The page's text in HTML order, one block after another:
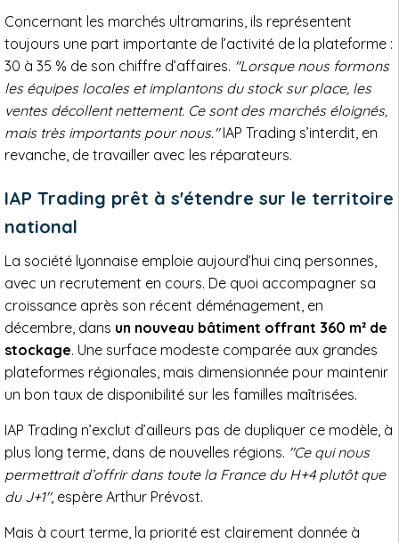
Concernant les marchés ultramarins, ils représentent
toujours une part importante de l’activité de la plateforme :
30 à 35 % de son chiffre d’affaires. "Lorsque nous formons
les équipes locales et implantons du stock sur place, les
ventes décollent nettement. Ce sont des marchés éloignés,
mais très importants pour nous."IAP Trading s’interdit, en
revanche, de travailler avec les réparateurs.
IAP Trading prêt à s'étendre sur le territoire
national
La société lyonnaise emploie aujourd’hui cinq personnes,
avec un recrutement en cours. De quoi accompagner sa
croissance après son récent déménagement, en
décembre, dans un nouveau bâtiment offrant 360 m² de
stockage. Une surface modeste comparée aux grandes
plateformes régionales, mais dimensionnée pour maintenir
un bon taux de disponibilité sur les familles maîtrisées.
IAP Trading n’exclut d’ailleurs pas de dupliquer ce modèle, à
plus long terme, dans de nouvelles régions. "Ce qui nous
permettrait d’offrir dans toute la France du H+4 plutôt que
du J+1", espère Arthur Prévost.
Mais à court terme, la priorité est clairement donnée à